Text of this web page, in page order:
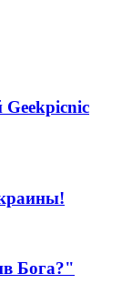
Geekpicnic
Бога?"